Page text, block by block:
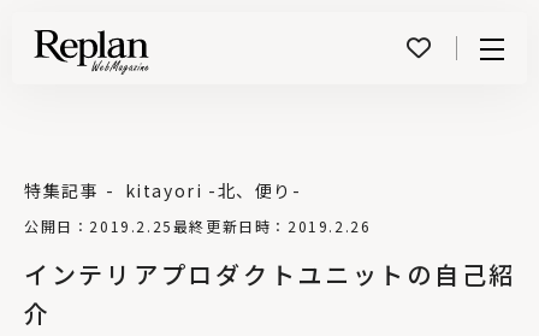
インテリアプロダクトユニットの自己紹
介
公開日：2019.2.25最終更新日時：2019.2.26
特集記事 kitayori -北、便り-